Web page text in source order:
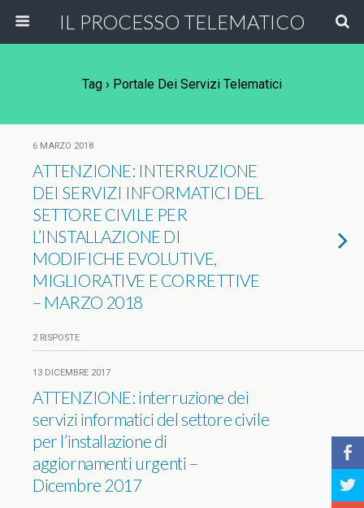
IL PROCESSO TELEMATICO
Tag › Portale Dei Servizi Telematici
6 MARZO 2018
ATTENZIONE: INTERRUZIONE
DEI SERVIZI INFORMATICI DEL
SETTORE CIVILE PER
L’INSTALLAZIONE DI
MODIFICHE EVOLUTIVE,
MIGLIORATIVE E CORRETTIVE
– MARZO 2018
2 RISPOSTE
13 DICEMBRE 2017
ATTENZIONE: interruzione dei
servizi informatici del settore civile
per l’installazione di
aggiornamenti urgenti –
Dicembre 2017
b
a